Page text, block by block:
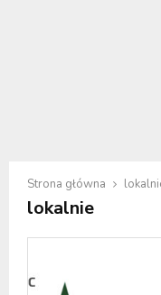
Strona główna
lokalnie